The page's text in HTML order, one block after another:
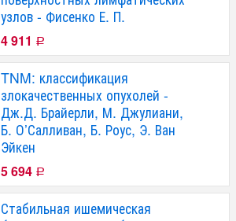
узлов - Фисенко Е. П.
4 911 Р
TNM: классификация
злокачественных опухолей -
Дж.Д. Брайерли, М. Джулиани,
Б. О’Салливан, Б. Роус, Э. Ван
Эйкен
5 694 Р
Стабильная ишемическая